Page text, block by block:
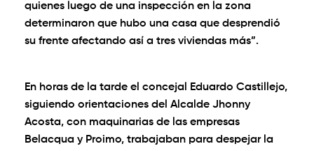
quienes luego de una inspección en la zona
determinaron que hubo una casa que desprendió
su frente afectando así a tres viviendas más”.
En horas de la tarde el concejal Eduardo Castillejo,
siguiendo orientaciones del Alcalde Jhonny
Acosta, con maquinarias de las empresas
Belacqua y Proimo, trabajaban para despejar la